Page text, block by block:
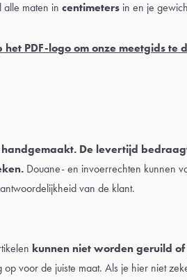
alle maten in centimetersin en je
het PDF-logo om onze meetgids te
handgemaakt. De levertijd
Douane- en invoerrechten kunnen
van de klant.
kunnen niet worden geruild
voor de juiste maat. Als je hier niet